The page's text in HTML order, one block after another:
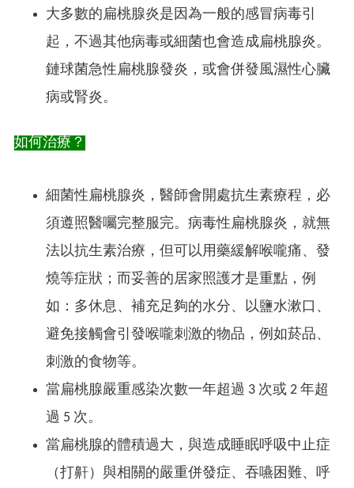
大多數的扁桃腺炎是因為一般的感冒病毒引
起，不過其他病毒或細菌也會造成扁桃腺炎。
鏈球菌急性扁桃腺發炎，或會併發風濕性心臟
病或腎炎。
如何治療？
細菌性扁桃腺炎，醫師會開處抗生素療程，必
須遵照醫囑完整服完。病毒性扁桃腺炎，就無
法以抗生素治療，但可以用藥緩解喉嚨痛、發
燒等症狀；而妥善的居家照護才是重點，例
如：多休息、補充足夠的水分、以鹽水漱口、
避免接觸會引發喉嚨刺激的物品，例如菸品、
刺激的食物等。
當扁桃腺嚴重感染次數一年超過 3 次或 2 年超
過 5 次。
當扁桃腺的體積過大，與造成睡眠呼吸中止症
（打鼾）與相關的嚴重併發症、吞嚥困難、呼